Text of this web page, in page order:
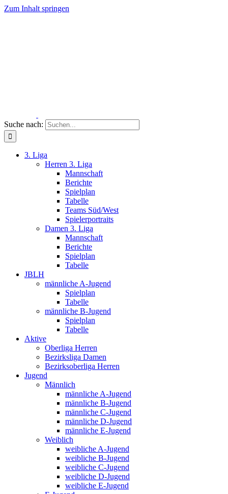
Zum Inhalt springen
Suche nach:
3. Liga
Herren 3. Liga
Mannschaft
Berichte
Spielplan
Tabelle
Teams Süd/West
Spielerportraits
Damen 3. Liga
Mannschaft
Berichte
Spielplan
Tabelle
JBLH
männliche A-Jugend
Spielplan
Tabelle
männliche B-Jugend
Spielplan
Tabelle
Aktive
Oberliga Herren
Bezirksliga Damen
Bezirksoberliga Herren
Jugend
Männlich
männliche A-Jugend
männliche B-Jugend
männliche C-Jugend
männliche D-Jugend
männliche E-Jugend
Weiblich
weibliche A-Jugend
weibliche B-Jugend
weibliche C-Jugend
weibliche D-Jugend
weibliche E-Jugend